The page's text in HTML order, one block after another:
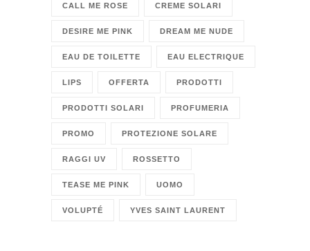
CALL ME ROSE CREME SOLARI
DESIRE ME PINK DREAM ME NUDE
EAU DE TOILETTE EAU ELECTRIQUE
LIPS OFFERTA PRODOTTI
PRODOTTI SOLARI PROFUMERIA
PROMO PROTEZIONE SOLARE
RAGGI UV ROSSETTO
TEASE ME PINK UOMO
VOLUPTÉ YVES SAINT LAURENT